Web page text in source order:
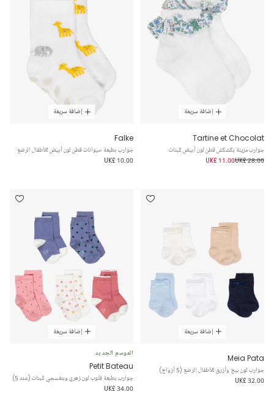
إضافة سريعة
Tartine et Chocolat
جوارب مزينة بكشكش قطن لون أبيض للبنات
UK£ 28.00
UK£ 11.00
إضافة سريعة
Falke
جوارب بطبعة حيوانات قطن لون أبيض للأطفال الرضع
UK£ 10.00
إضافة سريعة
Meia Pata
جوارب لون بيج وأزرق للأطفال الرضع (5 أزواج)
UK£ 32.00
إضافة سريعة
الموسم الجديد
Petit Bateau
جوارب بطبعة قلوب لون زهري وبنفسجي للبنات (عدد 5)
UK£ 34.00